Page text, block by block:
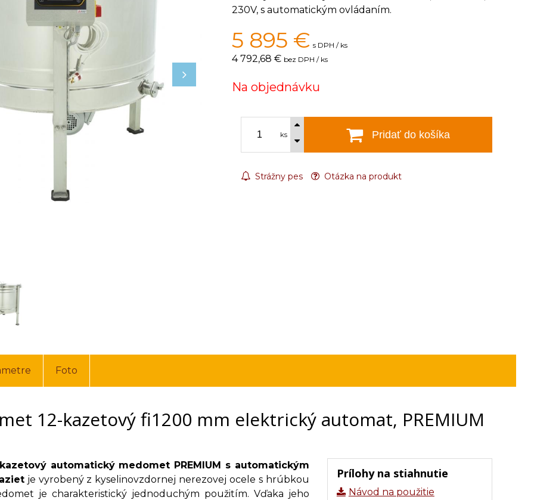
230V, s automatickým ovládaním.
5 895 € s DPH / ks
4 792,68 € bez DPH / ks
Na objednávku
ks Pridať do košíka
Strážny pes Otázka na produkt
Foto
12-kazetový fi1200 mm elektrický automat, PREMIUM
Prílohy na stiahnutie
Návod na použitie
automatický medomet PREMIUM s automatickým
je vyrobený z kyselinovzdornej nerezovej ocele s hrúbkou
je charakteristický jednoduchým použitím. Vďaka jeho